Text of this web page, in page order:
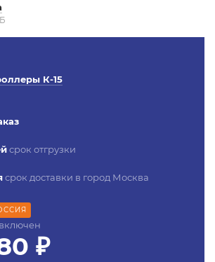
К-15
срок отгрузки
срок доставки в город Москва
₽